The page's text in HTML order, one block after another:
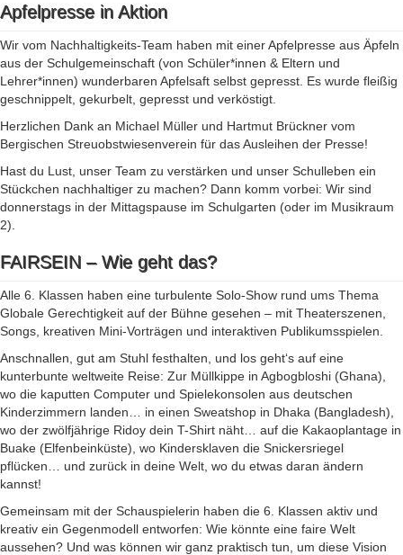
Apfelpresse in Aktion
Wir vom Nachhaltigkeits-Team haben mit einer Apfelpresse aus Äpfeln
aus der Schulgemeinschaft (von Schüler*innen & Eltern und
Lehrer*innen) wunderbaren Apfelsaft selbst gepresst. Es wurde fleißig
geschnippelt, gekurbelt, gepresst und verköstigt.
Herzlichen Dank an Michael Müller und Hartmut Brückner vom
Bergischen Streuobstwiesenverein für das Ausleihen der Presse!
Hast du Lust, unser Team zu verstärken und unser Schulleben ein
Stückchen nachhaltiger zu machen? Dann komm vorbei: Wir sind
donnerstags in der Mittagspause im Schulgarten (oder im Musikraum
2).
FAIRSEIN – Wie geht das?
Alle 6. Klassen haben eine turbulente Solo-Show rund ums Thema
Globale Gerechtigkeit auf der Bühne gesehen – mit Theaterszenen,
Songs, kreativen Mini-Vorträgen und interaktiven Publikumsspielen.
Anschnallen, gut am Stuhl festhalten, und los geht‘s auf eine
kunterbunte weltweite Reise: Zur Müllkippe in Agbogbloshi (Ghana),
wo die kaputten Computer und Spielekonsolen aus deutschen
Kinderzimmern landen… in einen Sweatshop in Dhaka (Bangladesh),
wo der zwölfjährige Ridoy dein T-Shirt näht… auf die Kakaoplantage in
Buake (Elfenbeinküste), wo Kindersklaven die Snickersriegel
pflücken… und zurück in deine Welt, wo du etwas daran ändern
kannst!
Gemeinsam mit der Schauspielerin haben die 6. Klassen aktiv und
kreativ ein Gegenmodell entworfen: Wie könnte eine faire Welt
aussehen? Und was können wir ganz praktisch tun, um diese Vision